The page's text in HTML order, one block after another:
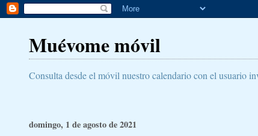
Muévome móvil
Consulta desde el móvil nuestro calendario con el usuario
domingo, 1 de agosto de 2021